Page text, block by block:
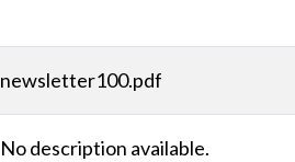
newsletter100.pdf
No description available.